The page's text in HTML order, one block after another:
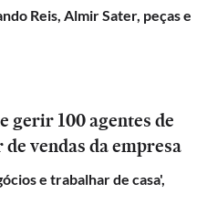
Reis, Almir Sater, peças e
gerir 100 agentes de
vendas da empresa
e trabalhar de casa',